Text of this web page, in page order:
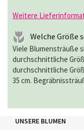
Weitere
Welche Größe
Viele Blumensträuße
durchschnittliche
durchschnittliche
35 cm.
UNSERE BLUMEN